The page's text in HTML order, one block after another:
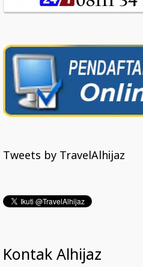
Tweets by TravelAlhijaz
Kontak Alhijaz